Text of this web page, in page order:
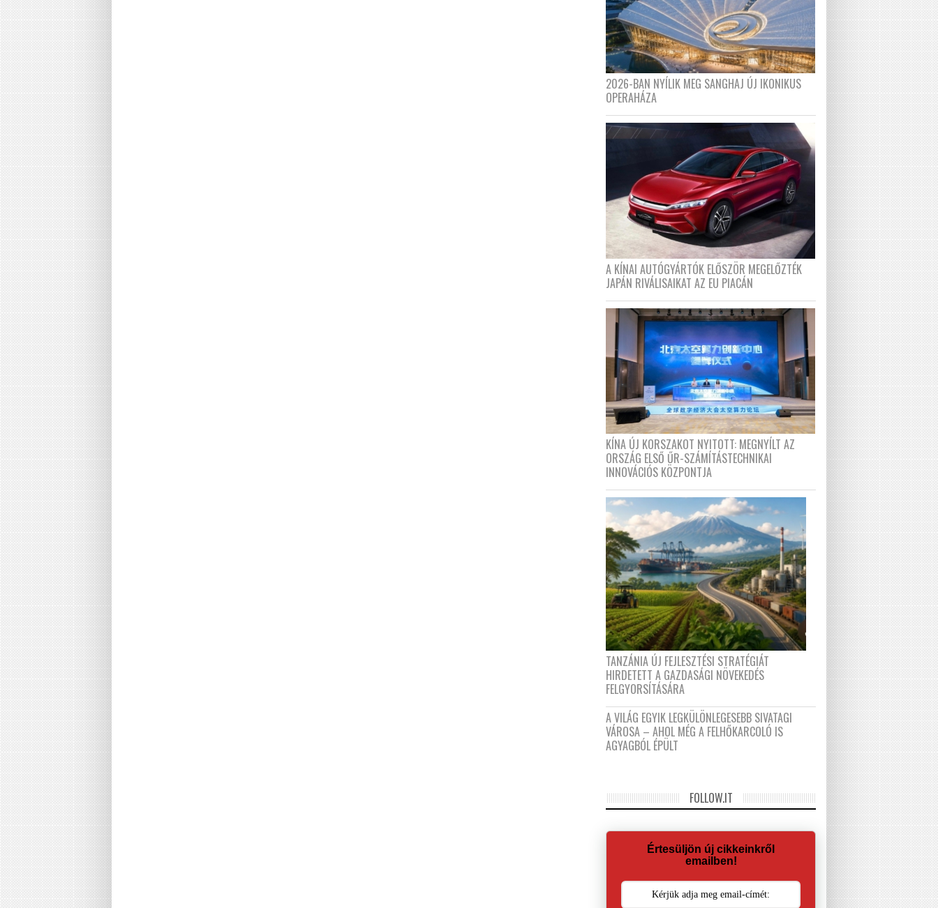
2026-BAN NYÍLIK MEG SANGHAJ ÚJ IKONIKUS
OPERAHÁZA
A KÍNAI AUTÓGYÁRTÓK ELŐSZÖR MEGELŐZTÉK
JAPÁN RIVÁLISAIKAT AZ EU PIACÁN
KÍNA ÚJ KORSZAKOT NYITOTT: MEGNYÍLT AZ
ORSZÁG ELSŐ ŰR-SZÁMÍTÁSTECHNIKAI
INNOVÁCIÓS KÖZPONTJA
TANZÁNIA ÚJ FEJLESZTÉSI STRATÉGIÁT
HIRDETETT A GAZDASÁGI NÖVEKEDÉS
FELGYORSÍTÁSÁRA
A VILÁG EGYIK LEGKÜLÖNLEGESEBB SIVATAGI
VÁROSA – AHOL MÉG A FELHŐKARCOLÓ IS
AGYAGBÓL ÉPÜLT
FOLLOW.IT
Értesüljön új cikkeinkről
emailben!